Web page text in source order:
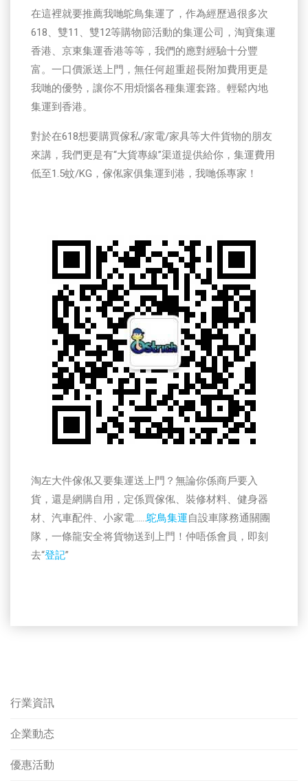
在這裡就要推薦我哋鴕鳥集運了，作為經歷過很多次
618、雙11、雙12等購物節活動的集運公司，淘寶集運
香港、京東集運香港等等，我們的應對經驗十分豐
富。一口價派送上門，無任何超重超長附加費用更是
我哋的優勢，讓你不用煩惱各種集運套路。輕鬆內地
集運到香港。
對於在618想要購買傢私/家電/家具等大件貨物的朋友
來講，我們更是有“大貨專線”渠道提供給你，集運費用
低至1.5蚊/KG，傢俬家俱集運到港，我哋係專家！
淘左大件傢俬又要集運送上門？無論你係商戶要入
貨，還是網購自用，定係買傢俬、裝修材料、健身器
材、汽車配件、小家電……鴕鳥集運自設車隊務通關團
隊，一條龍安全将貨物送到上門！仲唔係會員，即刻
去“登記”
行業資訊
企業動态
優惠活動